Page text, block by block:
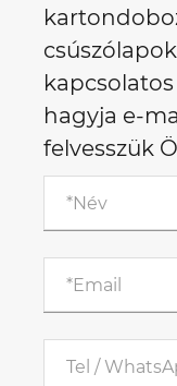
hagyja e-
felvesszük